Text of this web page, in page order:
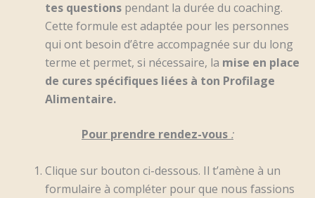
tes questions pendant la durée du coaching.
Cette formule est adaptée pour les personnes
qui ont besoin d’être accompagnée sur du long
terme et permet, si nécessaire, la mise en place
de cures spécifiques liées à ton Profilage
Alimentaire.
Pour prendre rendez-vous :
Clique sur bouton ci-dessous. Il t’amène à un
formulaire à compléter pour que nous fassions